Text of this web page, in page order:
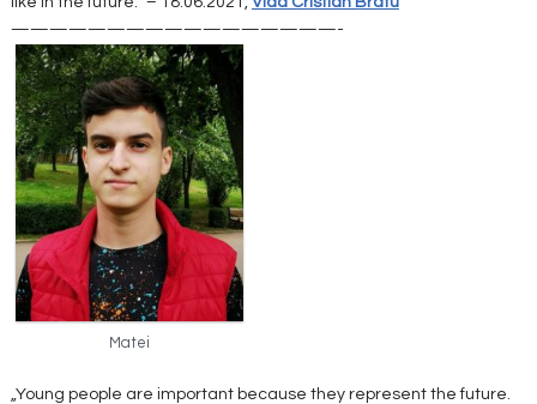
—————————————————-
Matei
„Young people are important because they represent the future.